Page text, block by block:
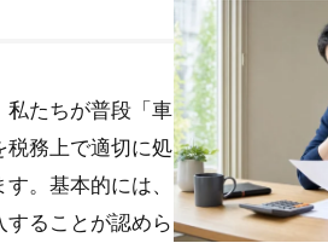
私たちが普段「車
税務上で適切に処
。基本的には、
ることが認めら